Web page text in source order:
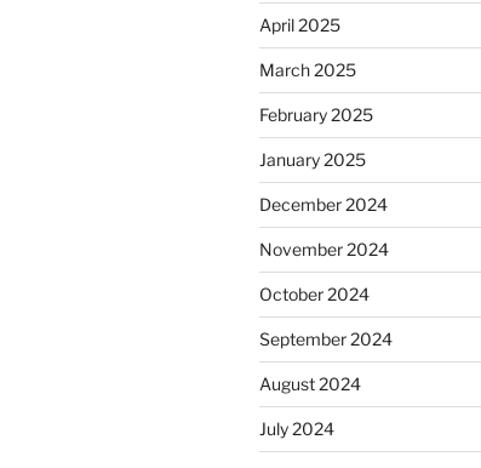
April 2025
March 2025
February 2025
January 2025
December 2024
November 2024
October 2024
September 2024
August 2024
July 2024